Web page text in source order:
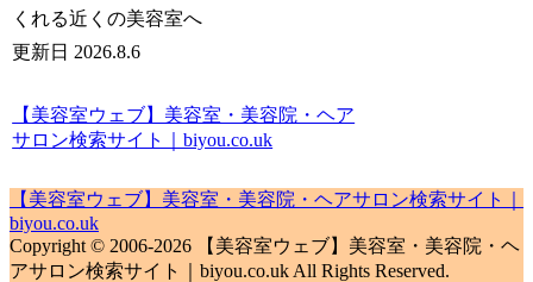
くれる近くの美容室へ
更新日 2026.8.6
【美容室ウェブ】美容室・美容院・ヘア
サロン検索サイト｜biyou.co.uk
【美容室ウェブ】美容室・美容院・ヘアサロン検索サイト｜
biyou.co.uk
Copyright © 2006-2026 【美容室ウェブ】美容室・美容院・ヘ
アサロン検索サイト｜biyou.co.uk All Rights Reserved.